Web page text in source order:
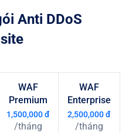
Anti DDoS
WAF
Premium
1,500,000đ
/tháng
WAF
Enterprise
2,500,000đ
/tháng